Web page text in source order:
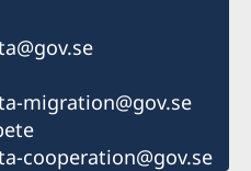
migration@gov.se
cooperation@gov.se